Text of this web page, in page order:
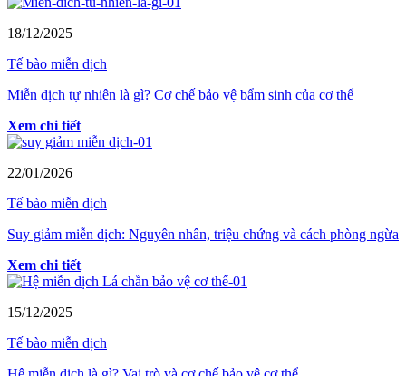
18/12/2025
Tế bào miễn dịch
Miễn dịch tự nhiên là gì? Cơ chế bảo vệ bẩm sinh của cơ thể
Xem chi tiết
22/01/2026
Tế bào miễn dịch
Suy giảm miễn dịch: Nguyên nhân, triệu chứng và cách phòng ngừa
Xem chi tiết
15/12/2025
Tế bào miễn dịch